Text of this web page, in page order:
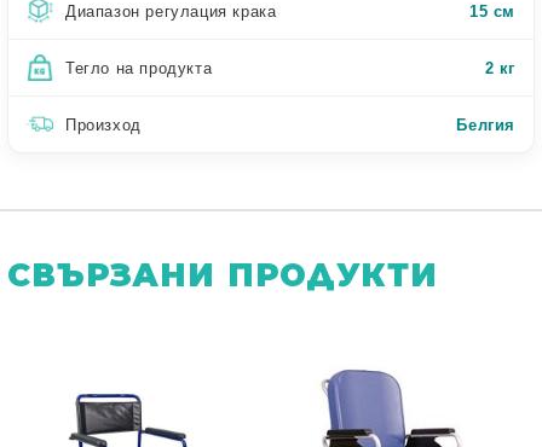
Диапазон регулация крака 15 см
Тегло на продукта 2 кг
Произход Белгия
СВЪРЗАНИ ПРОДУКТИ